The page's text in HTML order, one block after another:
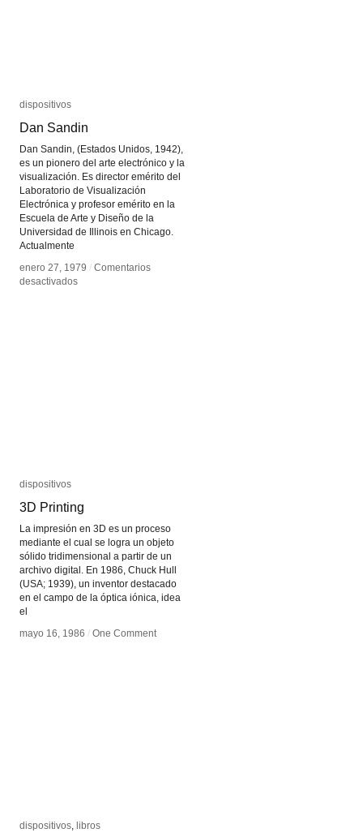
dispositivos
Dan Sandin
Dan Sandin, (Estados Unidos, 1942),
es un pionero del arte electrónico y la
visualización. Es director emérito del
Laboratorio de Visualización
Electrónica y profesor emérito en la
Escuela de Arte y Diseño de la
Universidad de Illinois en Chicago.
Actualmente
enero 27, 1979 / Comentarios
desactivadosen
dispositivos
Dan Sandin
enero 27, 1979 / Comentarios
desactivadosen
dispositivos
3D Printing
La impresión en 3D es un proceso
mediante el cual se logra un objeto
sólido tridimensional a partir de un
archivo digital. En 1986, Chuck Hull
(USA; 1939), un inventor destacado
en el campo de la óptica iónica, idea
el
mayo 16, 1986 / One Comment
dispositivos
3D Printing
mayo 16, 1986 / One Comment
dispositivos libros
dispositivos libros